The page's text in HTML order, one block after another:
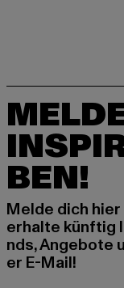
BEN!
Melde dich
erhalte künftig
nds, Angebote
er E-Mail!